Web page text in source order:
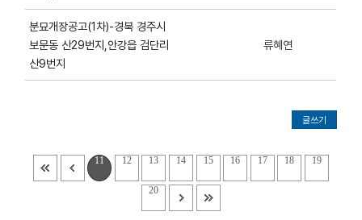
분묘개장공고(1차)-경북 경주시
보문동 산29번지,안강읍 검단리
산9번지
류혜연
글쓰기
11 12 13 14 15 16 17 18 19
20